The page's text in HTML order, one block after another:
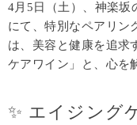
4月5日（土）、神楽坂
にて、特別なペアリン
は、美容と健康を追求
ケアワイン」と、心を
✨ エイジング